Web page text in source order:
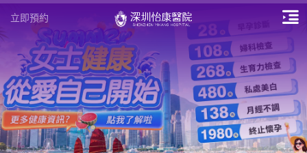
立即預約